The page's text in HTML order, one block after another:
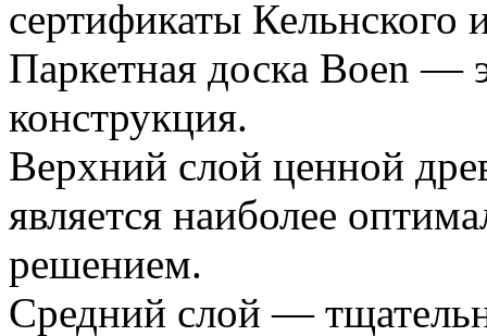
сертификаты Кельнского
Паркетная доска Boen —
конструкция.
Верхний слой ценной
является наиболее
решением.
Средний слой —